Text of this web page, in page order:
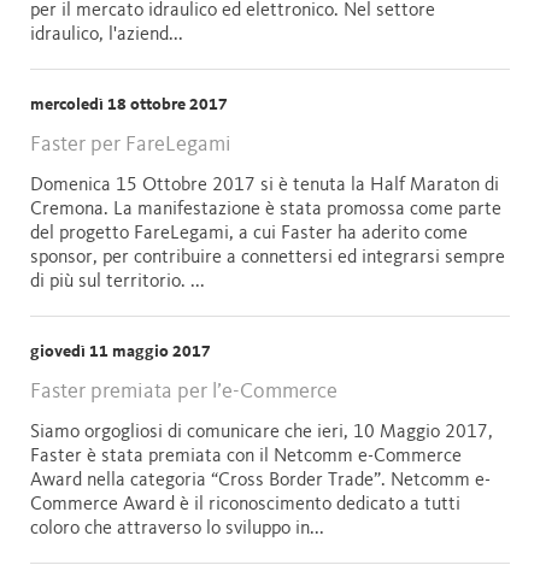
per il mercato idraulico ed elettronico. Nel settore
idraulico, l'aziend...
mercoledì 18 ottobre 2017
Faster per FareLegami
Domenica 15 Ottobre 2017 si è tenuta la Half Maraton di
Cremona. La manifestazione è stata promossa come parte
del progetto FareLegami, a cui Faster ha aderito come
sponsor, per contribuire a connettersi ed integrarsi sempre
di più sul territorio. ...
giovedì 11 maggio 2017
Faster premiata per l’e-Commerce
Siamo orgogliosi di comunicare che ieri, 10 Maggio 2017,
Faster è stata premiata con il Netcomm e-Commerce
Award nella categoria “Cross Border Trade”. Netcomm e-
Commerce Award è il riconoscimento dedicato a tutti
coloro che attraverso lo sviluppo in...